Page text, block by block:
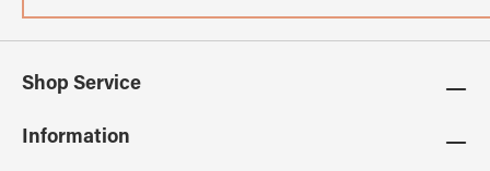
Shop Service
Information